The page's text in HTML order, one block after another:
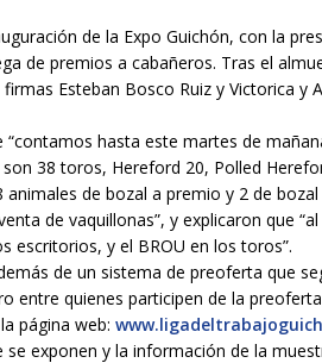
de la Expo Guichón, con la
de premios a cabañeros. Tras el
Esteban Bosco Ruiz y Victorica y
hasta este martes de
38 toros, Hereford 20, Polled
animales de bozal a premio y 2 de
de vaquillonas”, y explicaron que
escritorios, y el BROU en los toros”.
de un sistema de preoferta que
entre quienes participen de la
página web:
exponen y la información de la